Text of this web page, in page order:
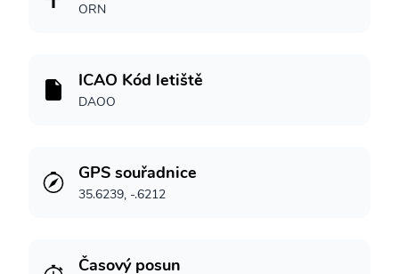
ORN
ICAO Kód letiště
DAOO
GPS souřadnice
35.6239, -.6212
Časový posun